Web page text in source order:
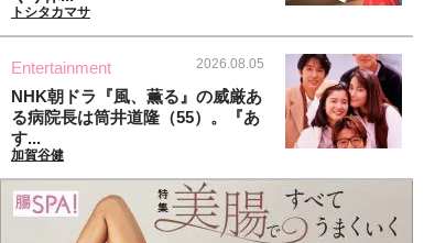
トシタカマサ
Entertainment 2026.08.05
NHK朝ドラ『風、薫る』の威厳あ
る病院長は筒井道隆（55）。『あ
す...
加賀谷健